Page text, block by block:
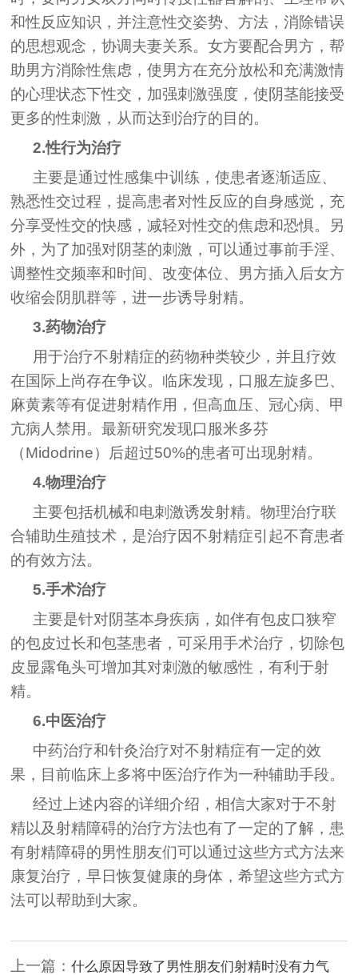
和性反应知识，并注意性交姿势、方法，消除错误
的思想观念，协调夫妻关系。女方要配合男方，帮
助男方消除性焦虑，使男方在充分放松和充满激情
的心理状态下性交，加强刺激强度，使阴茎能接受
更多的性刺激，从而达到治疗的目的。
2.性行为治疗
主要是通过性感集中训练，使患者逐渐适应、
熟悉性交过程，提高患者对性反应的自身感觉，充
分享受性交的快感，减轻对性交的焦虑和恐惧。另
外，为了加强对阴茎的刺激，可以通过事前手淫、
调整性交频率和时间、改变体位、男方插入后女方
收缩会阴肌群等，进一步诱导射精。
3.药物治疗
用于治疗不射精症的药物种类较少，并且疗效
在国际上尚存在争议。临床发现，口服左旋多巴、
麻黄素等有促进射精作用，但高血压、冠心病、甲
亢病人禁用。最新研究发现口服米多芬
（Midodrine）后超过50%的患者可出现射精。
4.物理治疗
主要包括机械和电刺激诱发射精。物理治疗联
合辅助生殖技术，是治疗因不射精症引起不育患者
的有效方法。
5.手术治疗
主要是针对阴茎本身疾病，如伴有包皮口狭窄
的包皮过长和包茎患者，可采用手术治疗，切除包
皮显露龟头可增加其对刺激的敏感性，有利于射
精。
6.中医治疗
中药治疗和针灸治疗对不射精症有一定的效
果，目前临床上多将中医治疗作为一种辅助手段。
经过上述内容的详细介绍，相信大家对于不射
精以及射精障碍的治疗方法也有了一定的了解，患
有射精障碍的男性朋友们可以通过这些方式方法来
康复治疗，早日恢复健康的身体，希望这些方式方
法可以帮助到大家。
上一篇：什么原因导致了男性朋友们射精时没有力气